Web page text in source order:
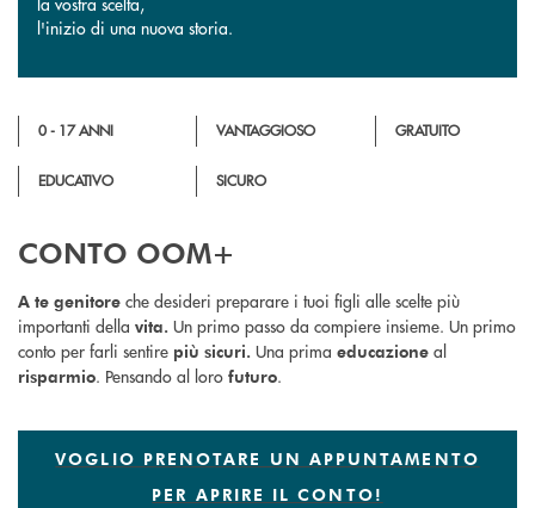
l'inizio di una nuova storia.
0 - 17 ANNI VANTAGGIOSO GRATUITO
EDUCATIVO SICURO
CONTO OOM+
A te genitore che desideri preparare i tuoi figli alle scelte più
importanti della vita. Un primo passo da compiere insieme. Un primo
conto per farli sentire più sicuri. Una prima educazione al
risparmio. Pensando al loro futuro.
VOGLIO PRENOTARE UN APPUNTAMENTO
PER APRIRE IL CONTO!